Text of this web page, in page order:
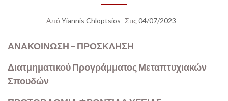
Από Yiannis Chloptsios Στις 04/07/2023
ΑΝΑΚΟΙΝΩΣΗ – ΠΡΟΣΚΛΗΣΗ
Διατμηματικού Προγράμματος Μεταπτυχιακών
Σπουδών